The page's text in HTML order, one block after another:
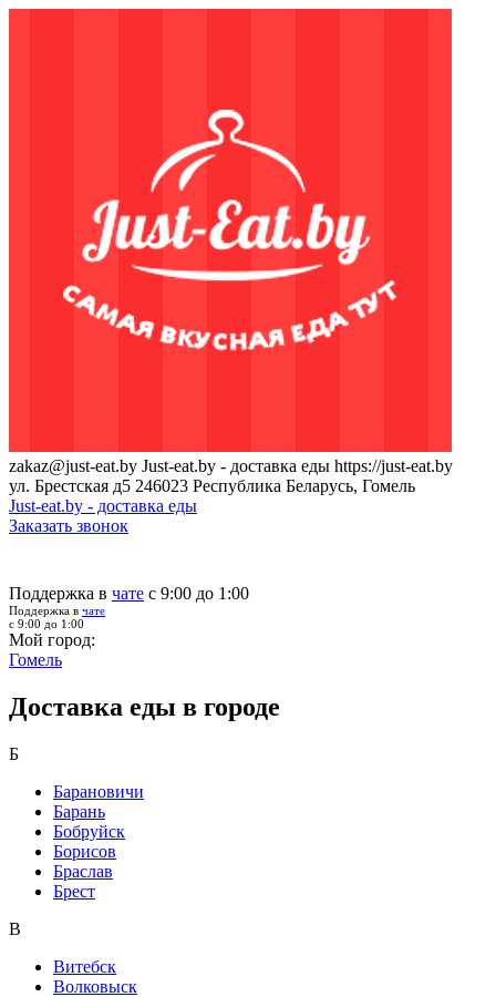
zakaz@just-eat.by Just-eat.by - доставка еды https://just-eat.by
ул. Брестская д5 246023 Республика Беларусь, Гомель
Just-eat.by - доставка еды
Заказать звонок
Поддержка в чате с 9:00 до 1:00
Поддержка в чате
с 9:00 до 1:00
Мой город:
Гомель
Доставка еды в городе
Б
Барановичи
Барань
Бобруйск
Борисов
Браслав
Брест
В
Витебск
Волковыск